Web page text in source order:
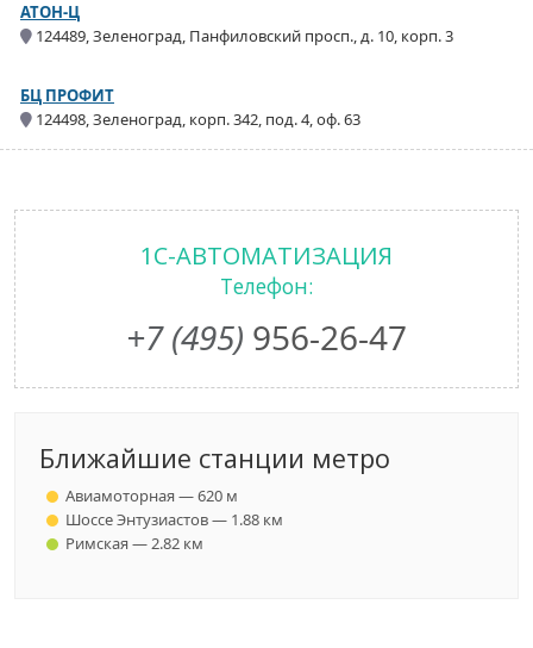
АТОН-Ц
124489, Зеленоград, Панфиловский просп., д. 10, корп. 3
БЦ ПРОФИТ
124498, Зеленоград, корп. 342, под. 4, оф. 63
1С-АВТОМАТИЗАЦИЯ
Телефон:
+7 (495) 956-26-47
Ближайшие станции метро
Авиамоторная — 620 м
Шоссе Энтузиастов — 1.88 км
Римская — 2.82 км